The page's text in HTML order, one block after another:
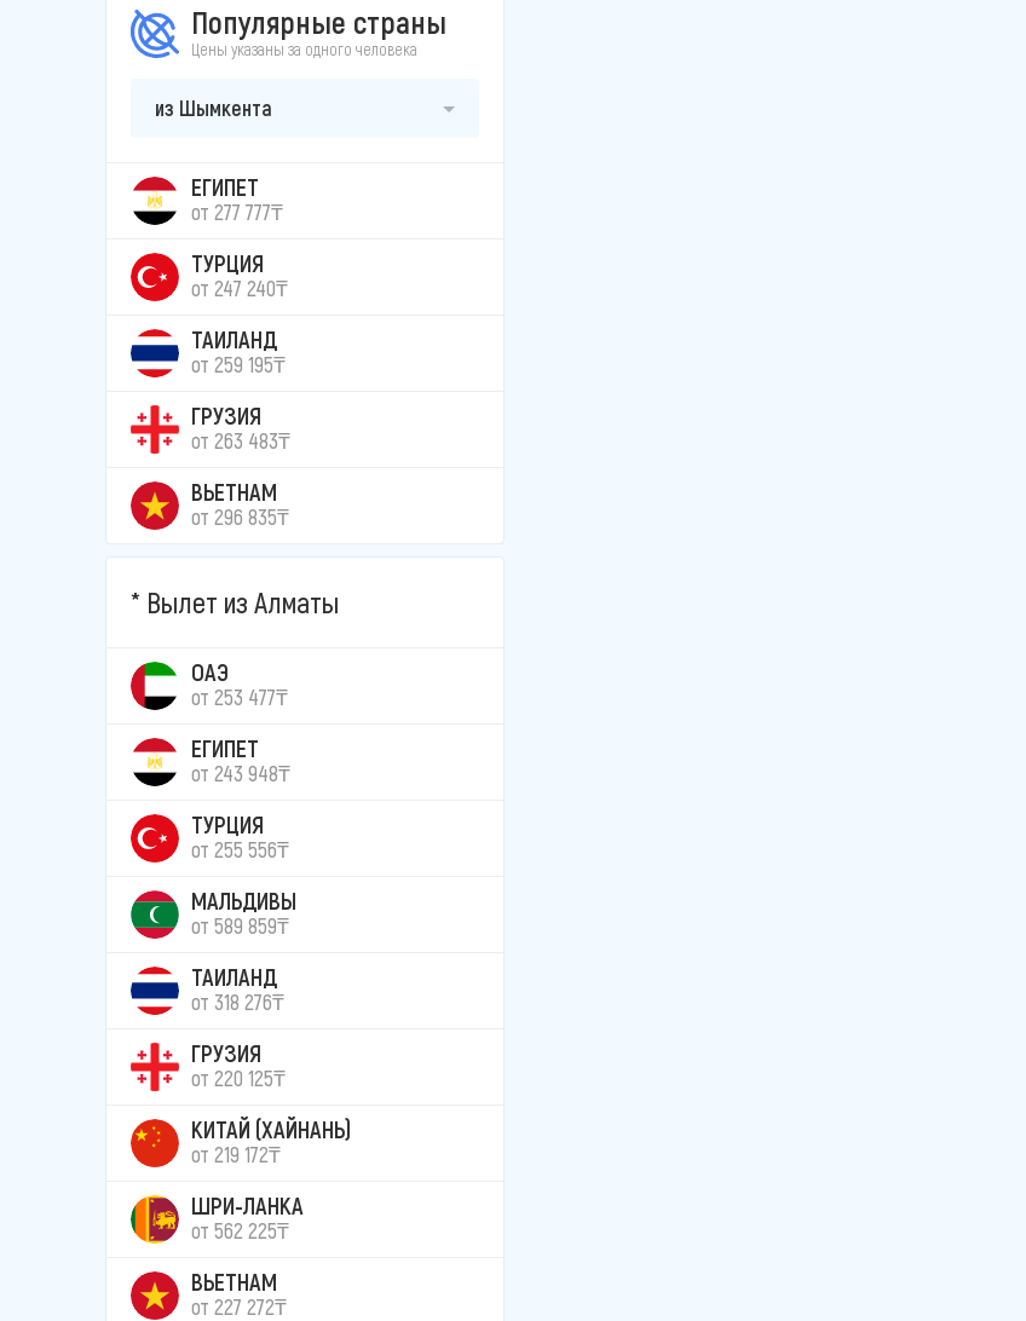
Популярные страны
Цены указаны за одного человека
из Шымкента
ЕГИПЕТ
от 277 777₸
ТУРЦИЯ
от 247 240₸
ТАИЛАНД
от 259 195₸
ГРУЗИЯ
от 263 483₸
ВЬЕТНАМ
от 296 835₸
Вылет из Алматы
ОАЭ
от 253 477₸
ЕГИПЕТ
от 243 948₸
ТУРЦИЯ
от 255 556₸
МАЛЬДИВЫ
от 589 859₸
ТАИЛАНД
от 318 276₸
ГРУЗИЯ
от 220 125₸
КИТАЙ (ХАЙНАНЬ)
от 219 172₸
ШРИ-ЛАНКА
от 562 225₸
ВЬЕТНАМ
от 227 272₸